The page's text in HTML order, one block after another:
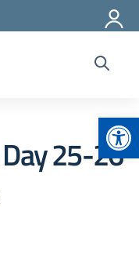
25-26